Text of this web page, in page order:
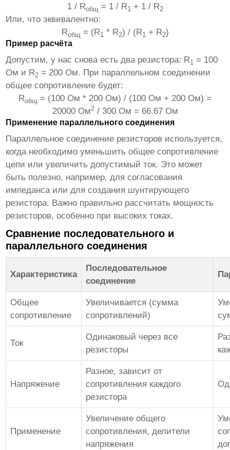
1 / Rобщ = 1 / R1 + 1 / R2
Или, что эквивалентно:
Rобщ = (R1 * R2) / (R1 + R2)
Пример расчёта
Допустим, у нас снова естьдва резистора: R1 = 100
Ом и R2 = 200 Ом. При параллельном соединении
общее сопротивление будет:
Rобщ = (100 Ом * 200 Ом) / (100 Ом + 200 Ом) =
20000 Ом2/ 300 Ом = 66.67 Ом
Применение параллельного соединения
Параллельное соединение резисторов используется,
когда необходимо уменьшить общее сопротивление
цепи или увеличить допустимый ток. Это может
быть полезно, например, для согласования
импеданса или для создания шунтирующего
резистора. Важно правильно рассчитать мощность
резисторов, особенно при высоких токах.
Сравнение последовательного и
параллельного соединения
Характеристика
Последовательное
соединение
Общее
сопротивление
Увеличивается (сумма
сопротивлений)
Ток
Одинаковый через все
резисторы
Напряжение
Разное, зависит от
сопротивления каждого
резистора
Применение
Увеличение общего
сопротивления, делители
напряжения